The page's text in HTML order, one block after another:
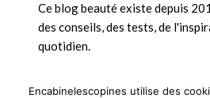
Ce blog beauté existe depuis
des conseils, des tests, de
quotidien.
Avant de prendre soin des
Encabinelescopines utilise des